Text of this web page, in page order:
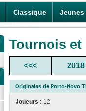
Classique Jeunes
Tournois
<<< 2018
Originales de Porto-Novo
Joueurs : 12